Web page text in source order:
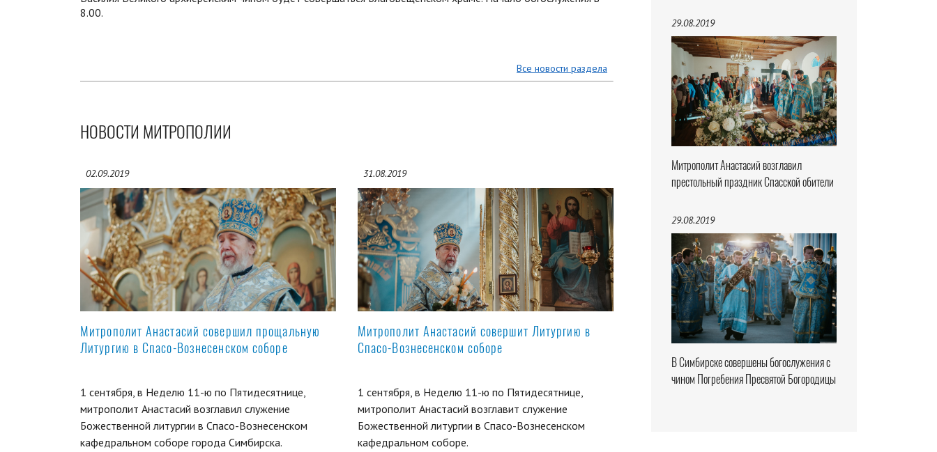
29.08.2019
Митрополит Анастасий возглавил
престольный праздник Спасской обители
29.08.2019
В Симбирске совершены богослужения с
чином Погребения Пресвятой Богородицы
8.00.
Все новости раздела
НОВОСТИ МИТРОПОЛИИ
02.09.2019
Митрополит Анастасий совершил прощальную
Литургию в Спасо-Вознесенском соборе
1 сентября, в Неделю 11-ю по Пятидесятнице,
митрополит Анастасий возглавил служение
Божественной литургии в Спасо-Вознесенском
кафедральном соборе города Симбирска.
31.08.2019
Митрополит Анастасий совершит Литургию в
Спасо-Вознесенском соборе
1 сентября, в Неделю 11-ю по Пятидесятнице,
митрополит Анастасий возглавит служение
Божественной литургии в Спасо-Вознесенском
кафедральном соборе.